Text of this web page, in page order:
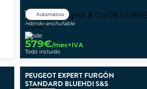
Automático
Híbrido enchufable
Desde:
579€/mes+IVA
Todo incluido
PEUGEOT EXPERT FURGÓN
STANDARD BLUEHDI S&S